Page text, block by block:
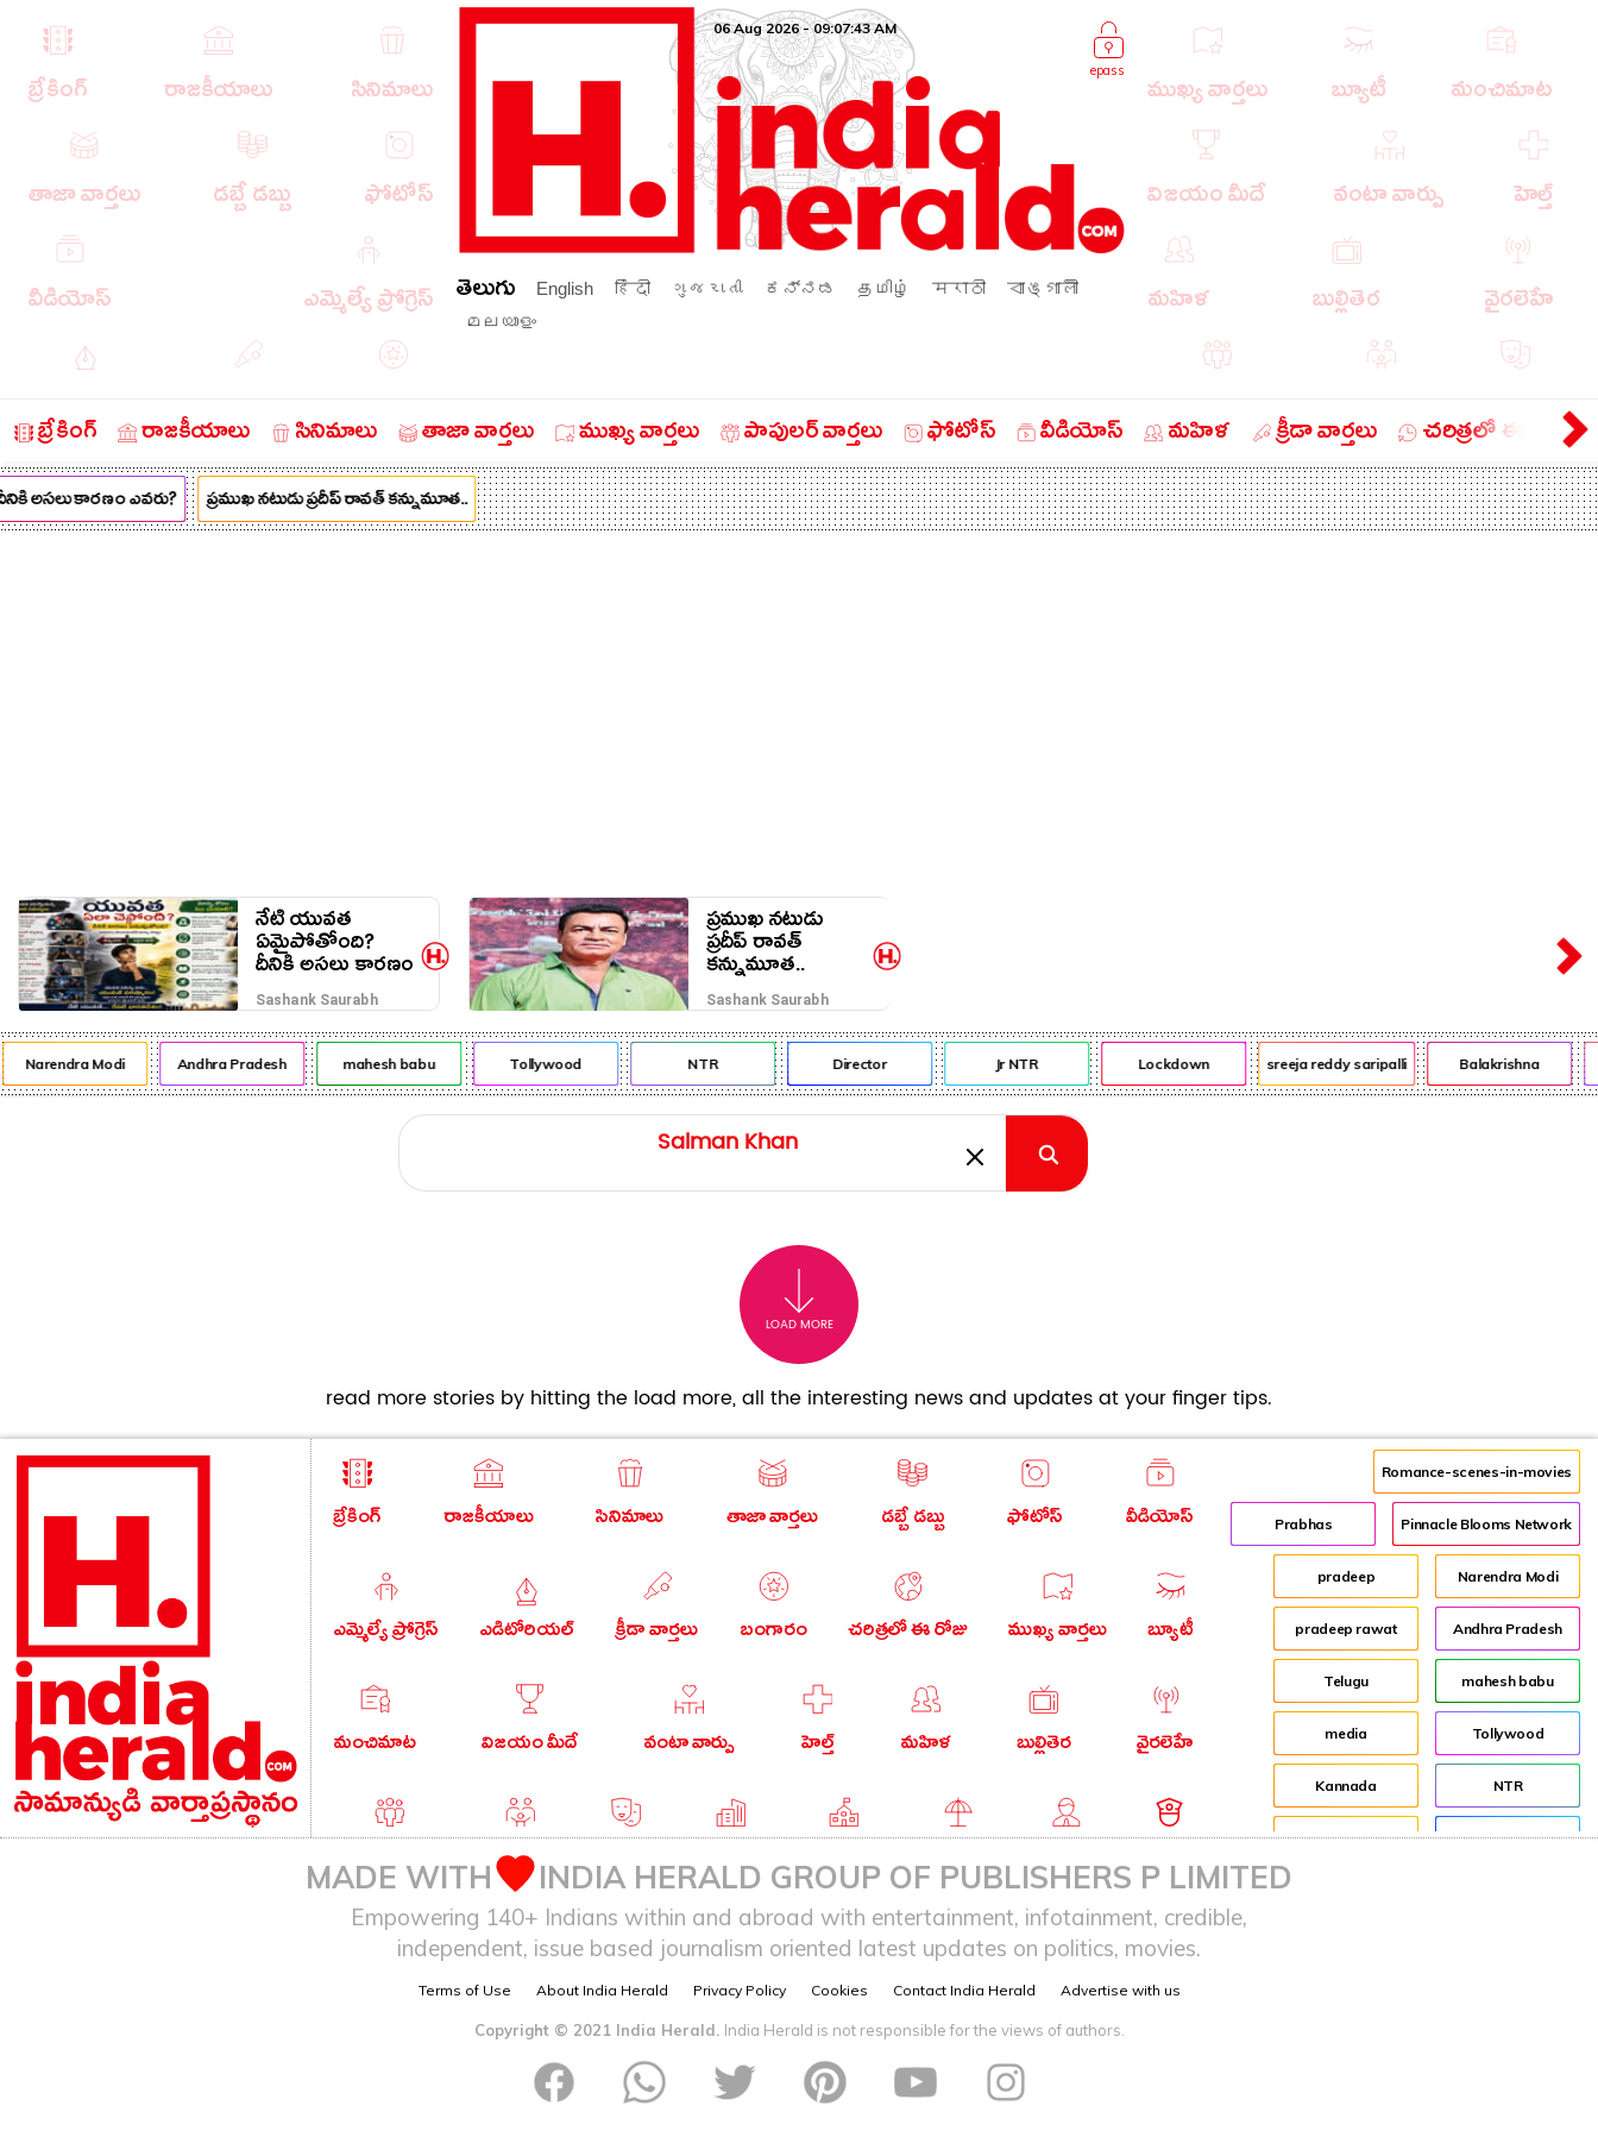
బ్రేకింగ్ రాజకీయాలు సినిమాలు
తాజా వార్తలు డబ్బే డబ్బు ఫోటోస్
వీడియోస్ ఎమ్మెల్యే ప్రోగ్రెస్
ఎడిటోరియల్
చరిత్రలో ఈ రోజు నేరాలు ఆటో
epass
06 Aug 2026 - 09:07:43 AM
తెలుగు English हिंदी ગુજરાતી ಕನ್ನಡ தமிழ் मराठी
বাঙ্গালী
മലയാളം
ముఖ్య వార్తలు బ్యూటీ మంచిమాట
విజయం మీదే వంటా వార్పు హెల్త్
మహిళ బుల్లితెర వైరలెహే
పాపులర్ వార్తలు
బిజినెస్ ఎడ్యుకేషన్ లైఫ్ స్టైల్
బ్రేకింగ్ రాజకీయాలు సినిమాలు తాజా వార్తలు ముఖ్య వార్తలు పాపులర్ వార్తలు ఫోటోస్ వీడియోస్ మహిళ క్రీడా వార్తలు చరిత్రలో ఈ రోజు
అసలు కారణం ఎవరు? ప్రముఖ నటుడు ప్రదీప్ రావత్ కన్నుమూత..
నేటి యువత
ఏమైపోతోంది?
దీనికి అసలు కారణం
ఎవరు?
Sashank Saurabh
ప్రముఖ నటుడు
ప్రదీప్ రావత్
కన్నుమూత..
Sashank Saurabh
Narendra Modi Andhra Pradesh mahesh babu Tollywood NTR Director Jr NTR Lockdown sreeja reddy saripalli Balakrishna
LOAD MORE
read more stories by hitting the load more, all the interesting news and updates at your finger tips.
బ్రేకింగ్ రాజకీయాలు సినిమాలు తాజా వార్తలు డబ్బే డబ్బు ఫోటోస్ వీడియోస్
ఎమ్మెల్యే ప్రోగ్రెస్ ఎడిటోరియల్ క్రీడా వార్తలు బంగారం చరిత్రలో ఈ రోజు ముఖ్య వార్తలు బ్యూటీ
మంచిమాట విజయం మీదే వంటా వార్పు హెల్త్ మహిళ బుల్లితెర వైరలెహే
పాపులర్ వార్తలు బుడుగు వ్యంగ్యం బిజినెస్ ఎడ్యుకేషన్ లైఫ్ స్టైల్ ఎన్ఆర్ఐ నేరాలు
Romance-scenes-in-movies
Prabhas Pinnacle Blooms Network
pradeep Narendra Modi
pradeep rawat Andhra Pradesh
Telugu mahesh babu
media Tollywood
Kannada NTR
job Director
MADE WITH INDIA HERALD GROUP OF PUBLISHERS P LIMITED
Empowering 140+ Indians within and abroad with entertainment, infotainment, credible,
independent, issue based journalism oriented latest updates on politics, movies.
Terms of Use About India Herald Privacy Policy Cookies Contact India Herald Advertise with us
Copyright © 2021 India Herald. India Herald is not responsible for the views of authors.